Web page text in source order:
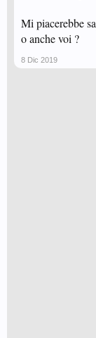
Mi piacerebbe
o anche voi ?
8 Dic 2019